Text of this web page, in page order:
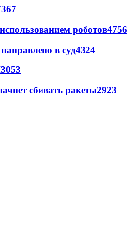
роботов4756
в суд4324
3053
сбивать ракеты2923